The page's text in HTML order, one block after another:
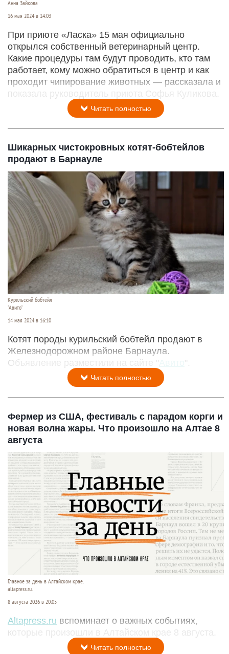
Анна Зайкова
16 мая 2024 в 14:03
При приюте «Ласка» 15 мая официально
открылся собственный ветеринарный центр.
Какие процедуры там будут проводить, кто там
работает, кому можно обратиться в центр и как
проходит чипирование животных — рассказала и
показала руководитель приюта Софья Куликова.
Читать полностью
Шикарных чистокровных котят-бобтейлов
продают в Барнауле
Курильский бобтейл
"Авито"
14 мая 2024 в 16:10
Котят породы курильский бобтейл продают в
Железнодорожном районе Барнаула.
Объявление разместили на сайте " Авито ".
Читать полностью
Фермер из США, фестиваль с парадом корги и
новая волна жары. Что произошло на Алтае 8
августа
Главное за день в Алтайском крае.
altapress.ru.
8 августа 2026 в 20:05
Altapress.ru вспоминает о важных событиях,
которые произошли в Алтайском крае 8 августа.
Читать полностью